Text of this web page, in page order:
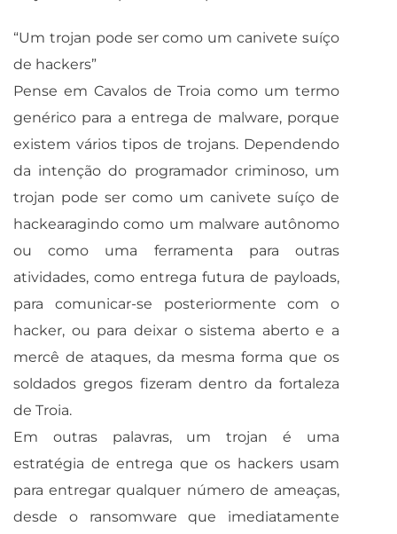
“Um trojan pode ser como um canivete suíço
de hackers”
Pense em Cavalos de Troia como um termo
genérico para a entrega de malware, porque
existem vários tipos de trojans. Dependendo
da intenção do programador criminoso, um
trojan pode ser como um canivete suíço de
hackearagindo como um malware autônomo
ou como uma ferramenta para outras
atividades, como entrega futura de payloads,
para comunicar-se posteriormente com o
hacker, ou para deixar o sistema aberto e a
mercê de ataques, da mesma forma que os
soldados gregos fizeram dentro da fortaleza
de Troia.
Em outras palavras, um trojan é uma
estratégia de entrega que os hackers usam
para entregar qualquer número de ameaças,
desde o ransomware que imediatamente